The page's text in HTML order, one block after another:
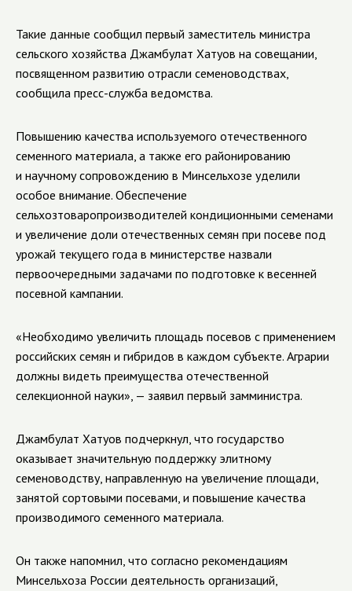
Такие данные сообщил первый заместитель министра
сельского хозяйства Джамбулат Хатуов на совещании,
посвященном развитию отрасли семеноводствах,
сообщила пресс-служба ведомства.
Повышению качества используемого отечественного
семенного материала, а также его районированию
и научному сопровождению в Минсельхозе уделили
особое внимание. Обеспечение
сельхозтоваропроизводителей кондиционными семенами
и увеличение доли отечественных семян при посеве под
урожай текущего года в министерстве назвали
первоочередными задачами по подготовке к весенней
посевной кампании.
«Необходимо увеличить площадь посевов с применением
российских семян и гибридов в каждом субъекте. Аграрии
должны видеть преимущества отечественной
селекционной науки», — заявил первый замминистра.
Джамбулат Хатуов подчеркнул, что государство
оказывает значительную поддержку элитному
семеноводству, направленную на увеличение площади,
занятой сортовыми посевами, и повышение качества
производимого семенного материала.
Он также напомнил, что согласно рекомендациям
Минсельхоза России деятельность организаций,